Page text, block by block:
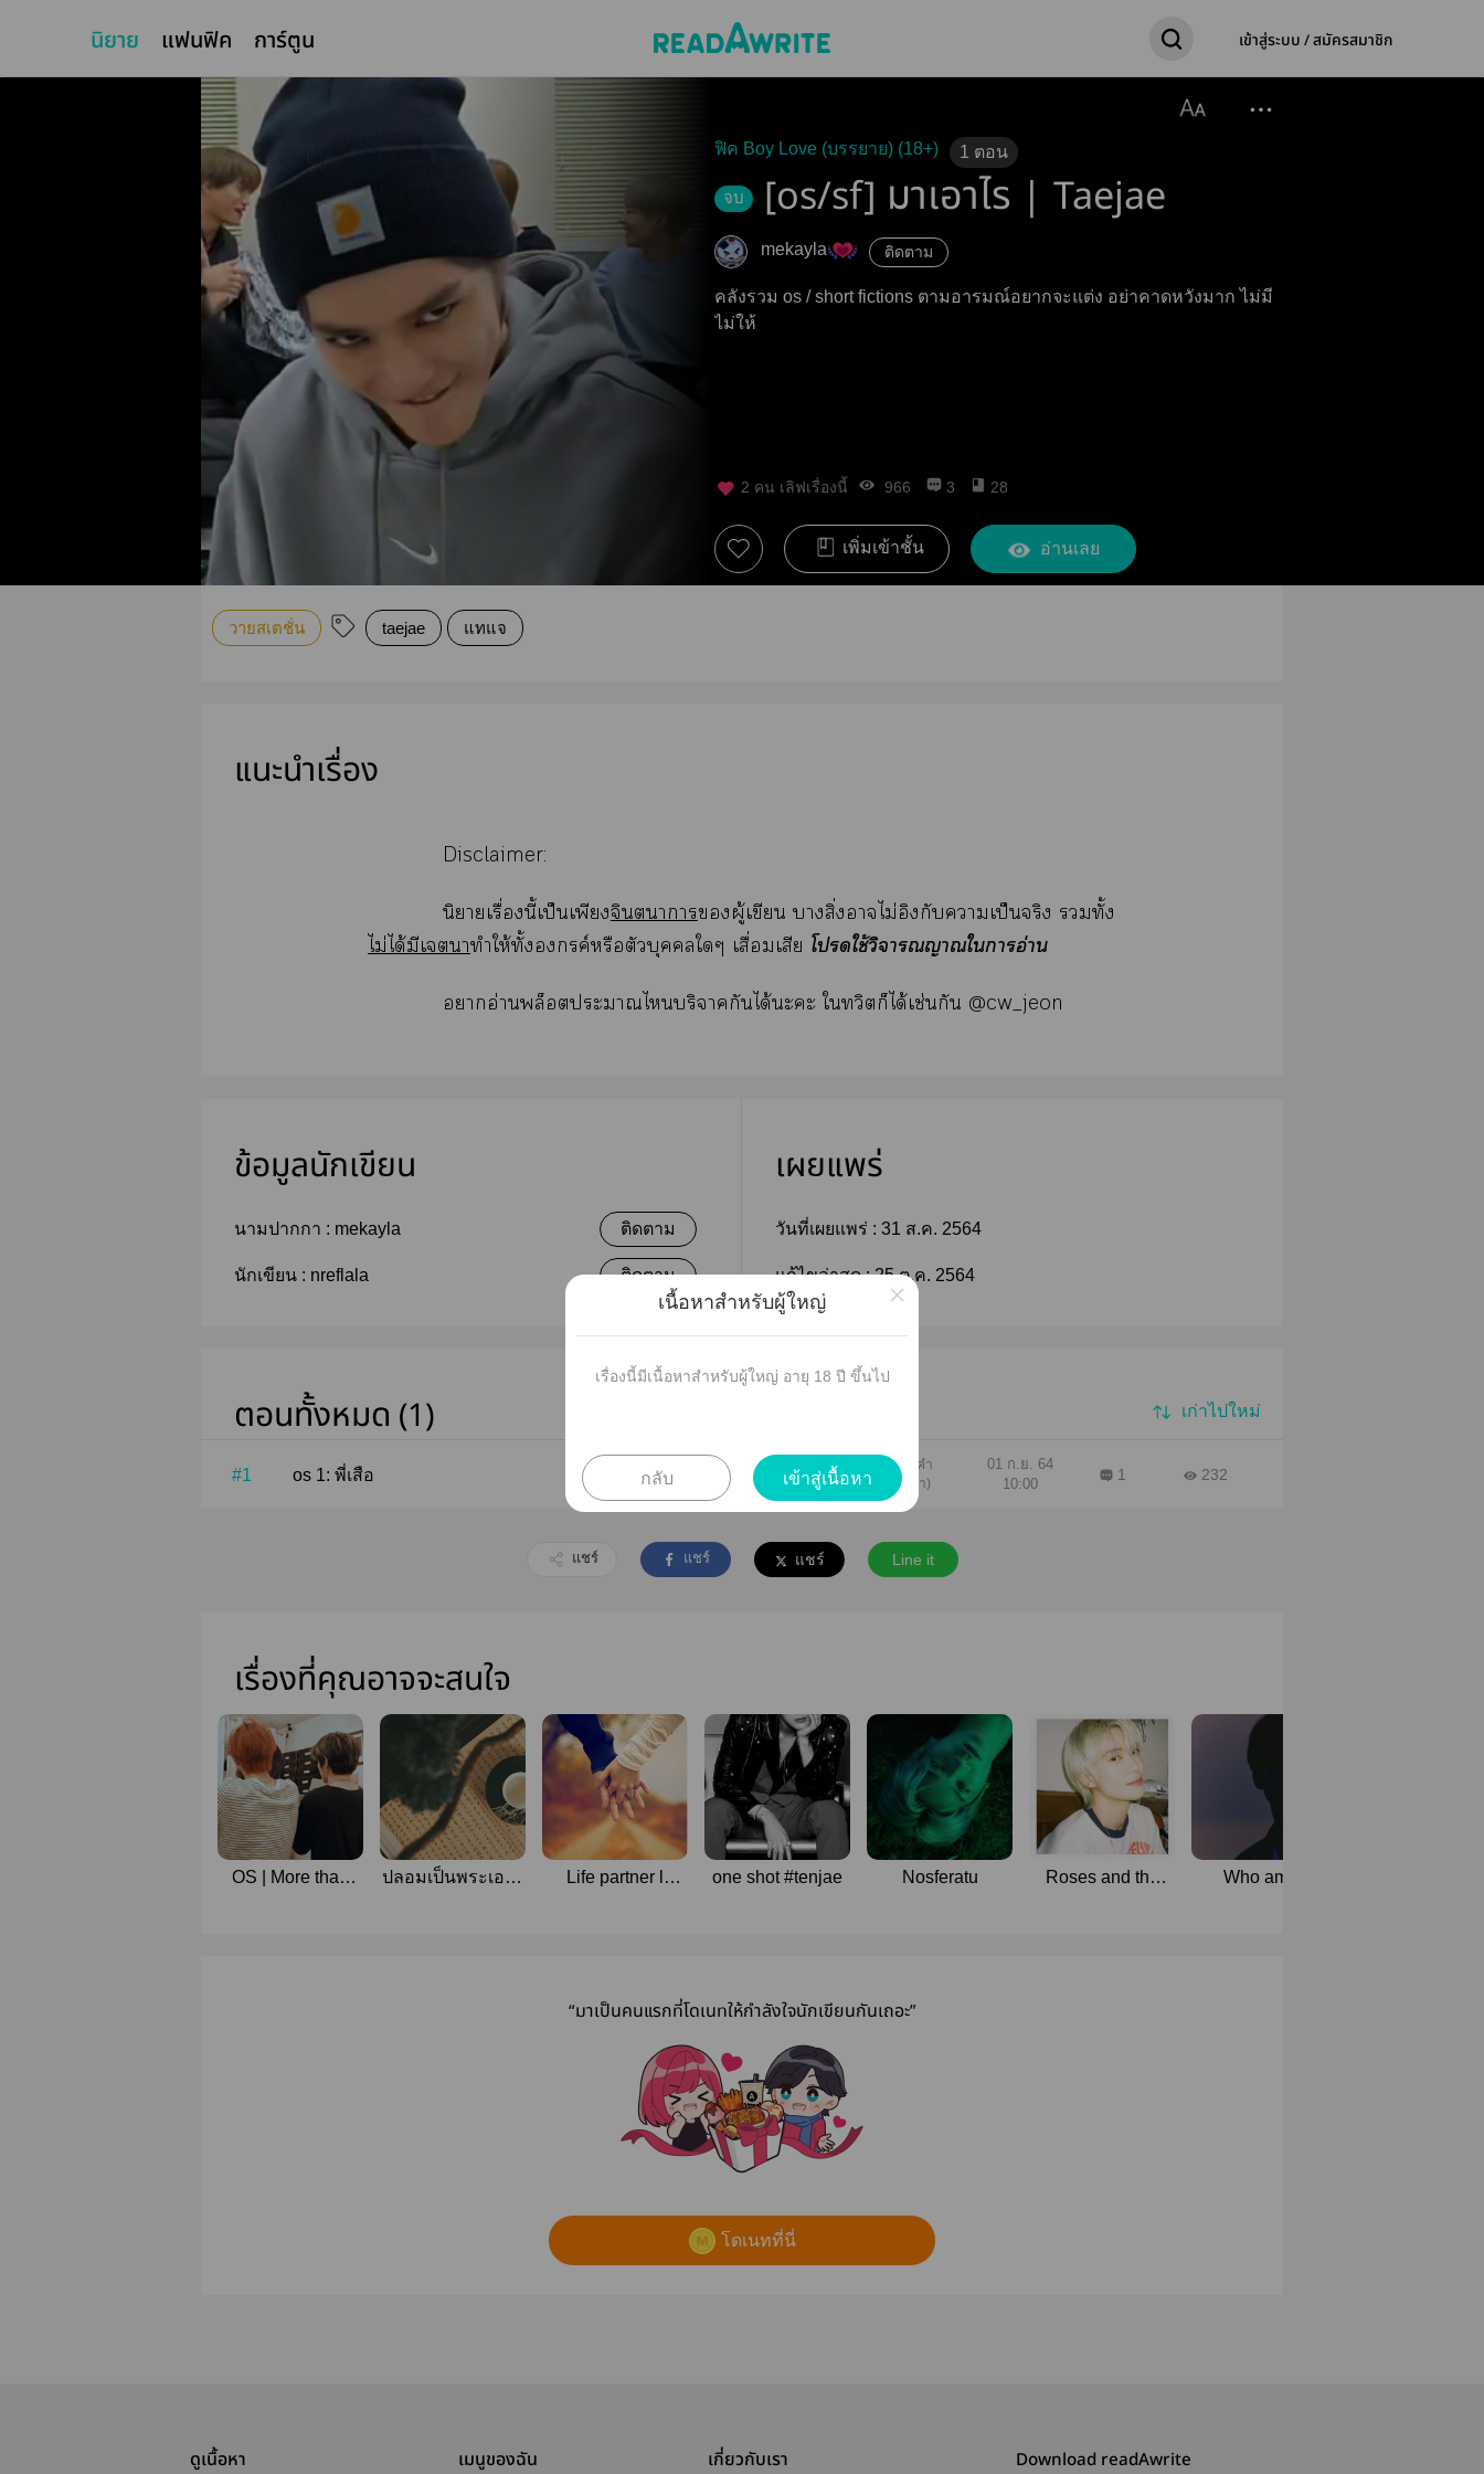
นิยาย แฟนฟิค การ์ตูน เข้าสู่ระบบ / สมัครสมาชิก
ฟิค Boy Love (บรรยาย) (18+) 1 ตอน
จบ [os/sf] มาเอาไร | Taejae
mekayla ติดตาม
คลังรวม os / short fictions ตามอารมณ์อยากจะแต่ง อย่าคาดหวังมาก ไม่มี
ไม่ให้
2 คน เลิฟเรื่องนี้ 966 3 28
เพิ่มเข้าชั้น อ่านเลย
วายสเตชั่น taejae แทแจ
แนะนำเรื่อง
Disclaimer:
นิยายเรื่องนี้เป็นเพียงจินตนาการผู้เขียน าสิ่งาไม่อิงกับาเป็นจริง ทั้ง
ไม่ได้มีเาทำให้ทั้งค์หรือตัวบุคคลใๆ เสื่อมเสีย โใช้วิจารณญาณใาอ่าน
าอ่านพล็อตะาไบริจาคกันได้ะะ ใทวิตก็ได้เช่นกัน @cw_jeon
ข้อมูลนักเขียน
นามปากกา : mekayla ติดตาม
นักเขียน : nreflala ติดตาม
เผยแพร่
วันที่เผยแพร่ : 31 ส.ค. 2564
แก้ไขล่าสุด :25 ต.ค. 2564
ตอนทั้งหมด (1) เก่าไปใหม่
#1 os 1: พี่เสือ
1818 คำ
(8 หน้า)
01 ก.ย. 64
10:00
1 232
แชร์ แชร์ แชร์ Line it
เรื่องที่คุณอาจจะสนใจ
OS | More than
ปลอมเป็นพระเอก |
Life partner l
one shot #tenjae Nosferatu
Roses and the
Who am I |
“มาเป็นคนแรกที่โดเนทให้กำลังใจนักเขียนกันเถอะ”
โดเนทที่นี่
ดูเนื้อหา เมนูของฉัน เกี่ยวกับเรา Download readAwrite
เนื้อหาสำหรับผู้ใหญ่
เรื่องนี้มีเนื้อหาสำหรับผู้ใหญ่ อายุ 18 ปี ขึ้นไป
กลับ เข้าสู่เนื้อหา
×